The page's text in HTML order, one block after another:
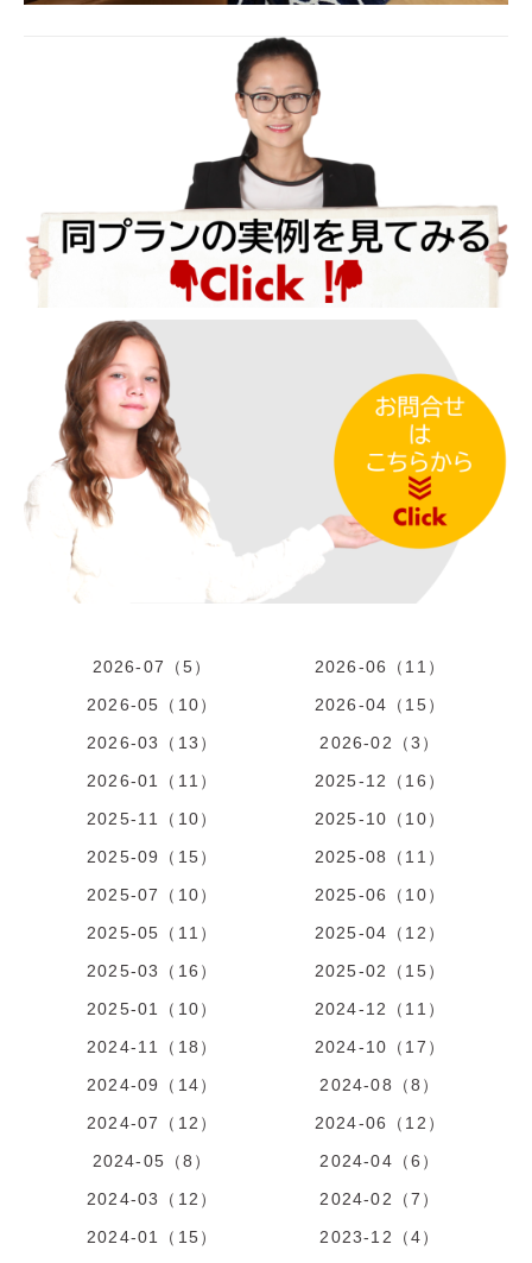
2026-07（5）
2026-06（11）
2026-05（10）
2026-04（15）
2026-03（13）
2026-02（3）
2026-01（11）
2025-12（16）
2025-11（10）
2025-10（10）
2025-09（15）
2025-08（11）
2025-07（10）
2025-06（10）
2025-05（11）
2025-04（12）
2025-03（16）
2025-02（15）
2025-01（10）
2024-12（11）
2024-11（18）
2024-10（17）
2024-09（14）
2024-08（8）
2024-07（12）
2024-06（12）
2024-05（8）
2024-04（6）
2024-03（12）
2024-02（7）
2024-01（15）
2023-12（4）